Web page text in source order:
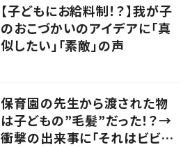
【子どもにお給料制！？】我が子
のおこづかいのアイデアに「真
似したい」「素敵」の声
保育園の先生から渡された物
は子どもの”毛髪”だった！？→
衝撃の出来事に「それはビビ